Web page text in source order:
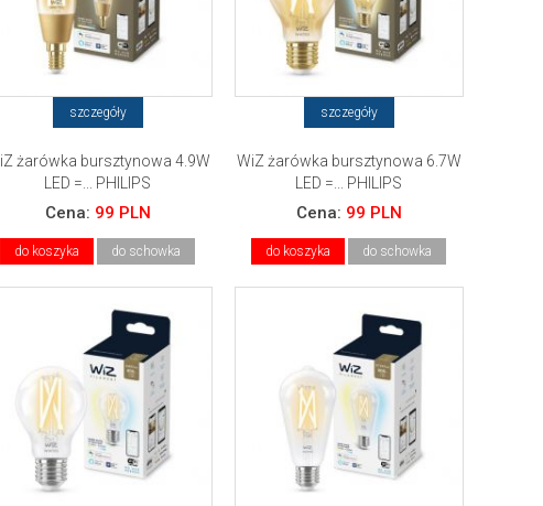
szczegóły
żarówka bursztynowa 4.9W
LED =... PHILIPS
Cena: 99 PLN
do koszyka do schowka
szczegóły
WiZ żarówka bursztynowa 6.7W
LED =... PHILIPS
Cena: 99 PLN
do koszyka do schowka